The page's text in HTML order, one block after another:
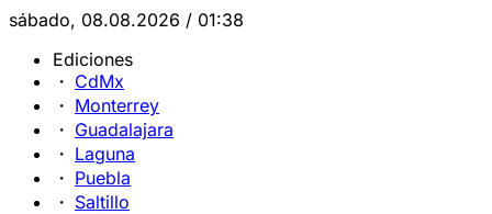
sábado, 08.08.2026 / 01:38
Ediciones
CdMx
Monterrey
Guadalajara
Laguna
Puebla
Saltillo